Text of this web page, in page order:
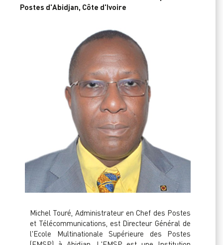
Postes d'Abidjan, Côte d'Ivoire
Michel Touré, Administrateur en Chef des Postes
et Télécommunications, est Directeur Général de
l'Ecole Multinationale Supérieure des Postes